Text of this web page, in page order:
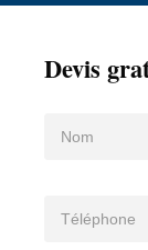
Devis